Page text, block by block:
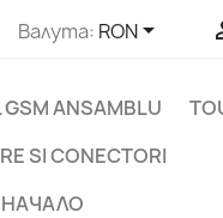
Валута: RON
GSM ANSAMBLU
SI CONECTORI
НАЧАЛО